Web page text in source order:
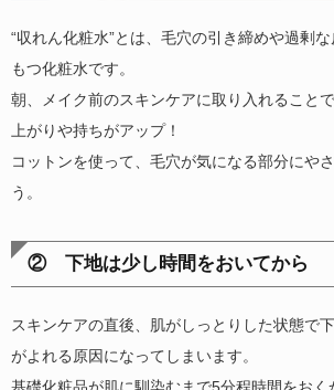
“収れん化粧水”とは、毛穴の引き締めや過剰
もつ化粧水です。
朝、メイク前のスキンケアに取り入れること
上がりや持ちがアップ！
コットンを使って、毛穴が気になる部分にや
う。
② 下地は少し時間をおいてから
スキンケアの直後、肌がしっとりした状態で
がよれる原因になってしまいます。
基礎化粧品が肌に馴染むまで5分程時間をおく